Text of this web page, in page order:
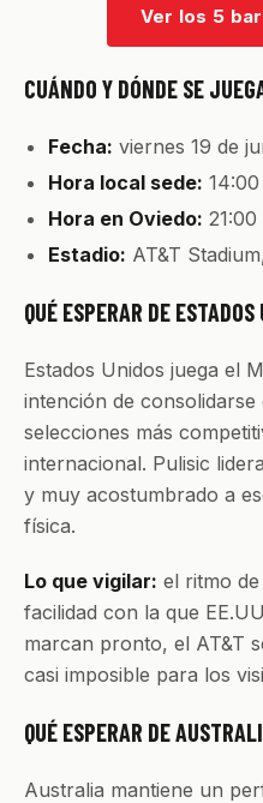
Ver los 5
CUÁNDO Y DÓNDE SE
Fecha: viernes 19 de
Hora local sede:
Hora en Oviedo: 21:00
Estadio: AT&T
QUÉ ESPERAR DE ESTADOS
Estados Unidos juega el
intención de
selecciones más
internacional. Pulisic
y muy acostumbrado a
física.
Lo que vigilar: el ritmo
facilidad con la que
marcan pronto, el AT&T
casi imposible para los
QUÉ ESPERAR DE
Australia mantiene un